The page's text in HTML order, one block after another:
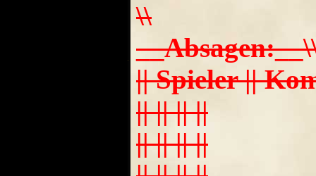
\\
|| Spieler ||
|| || || ||
|| || || ||